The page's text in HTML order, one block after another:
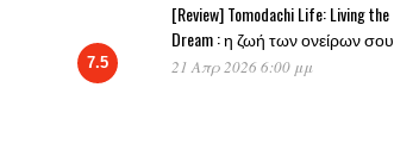
7.5
[Review] Tomodachi Life: Living the
Dream : η ζωή των ονείρων σου
21 Απρ 2026 6:00 μμ